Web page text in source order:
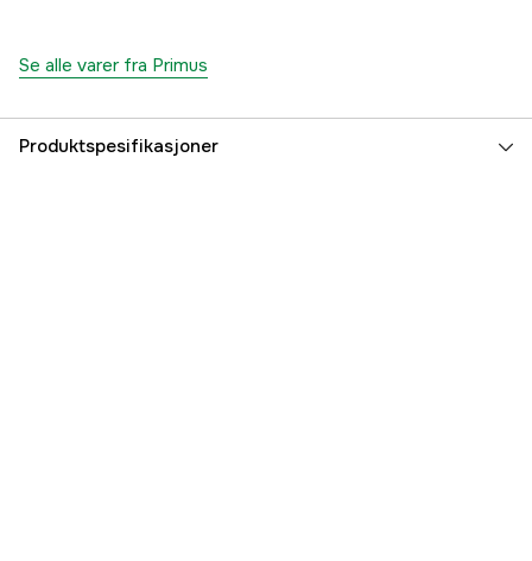
Se alle varer fra Primus
Produktspesifikasjoner